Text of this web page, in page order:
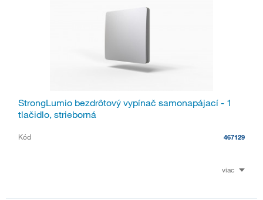
StrongLumio bezdrôtový vypínač samonapájací - 1
tlačidlo, strieborná
Kód 467129
viac